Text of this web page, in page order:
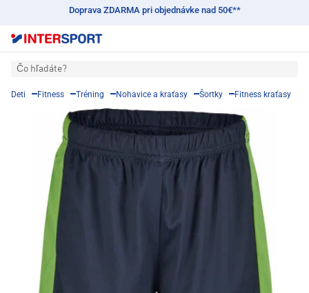
Doprava ZDARMA pri objednávke nad 50€**
Čo hľadáte?
Deti Fitness Tréning Nohavice a kraťasy Šortky Fitness kraťasy